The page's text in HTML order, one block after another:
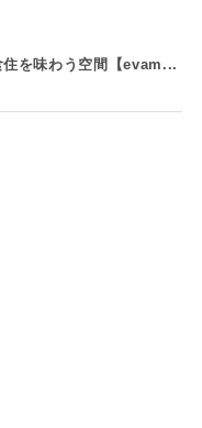
住を味わう空間【evam...